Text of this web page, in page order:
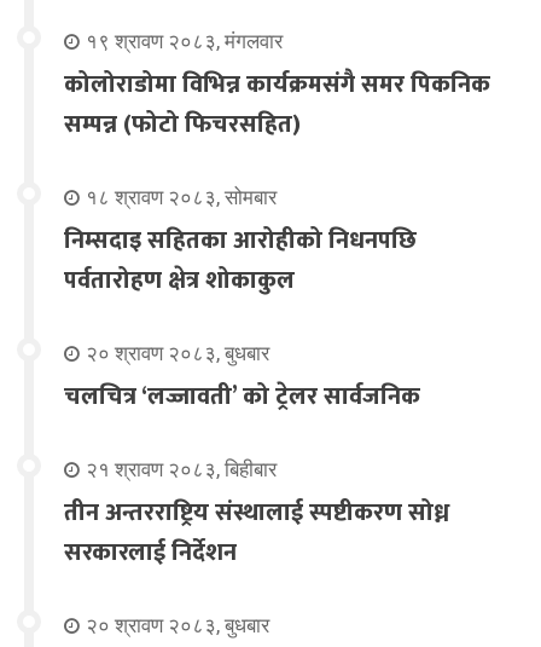
१९ श्रावण २०८३, मंगलवार
कोलोराडोमा विभिन्न कार्यक्रमसंगै समर पिकनिक
सम्पन्न (फोटो फिचरसहित)
१८ श्रावण २०८३, सोमबार
निम्सदाइ सहितका आरोहीको निधनपछि
पर्वतारोहण क्षेत्र शोकाकुल
२० श्रावण २०८३, बुधबार
चलचित्र ‘लज्जावती’ को ट्रेलर सार्वजनिक
२१ श्रावण २०८३, बिहीबार
तीन अन्तरराष्ट्रिय संस्थालाई स्पष्टीकरण सोध्न
सरकारलाई निर्देशन
२० श्रावण २०८३, बुधबार